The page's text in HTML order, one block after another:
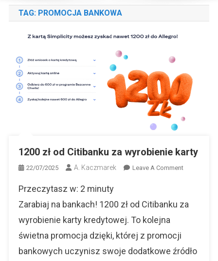
TAG: PROMOCJA BANKOWA
1200 zł od Citibanku za wyrobienie karty
22/07/2025 A. Kaczmarek Leave A CommentOn
Od
Karty
Przeczytasz w: 2 minuty
Zarabiaj na bankach! 1200 zł od Citibanku za
wyrobienie karty kredytowej. To kolejna
świetna promocja dzięki, której z promocji
bankowych uczynisz swoje dodatkowe źródło